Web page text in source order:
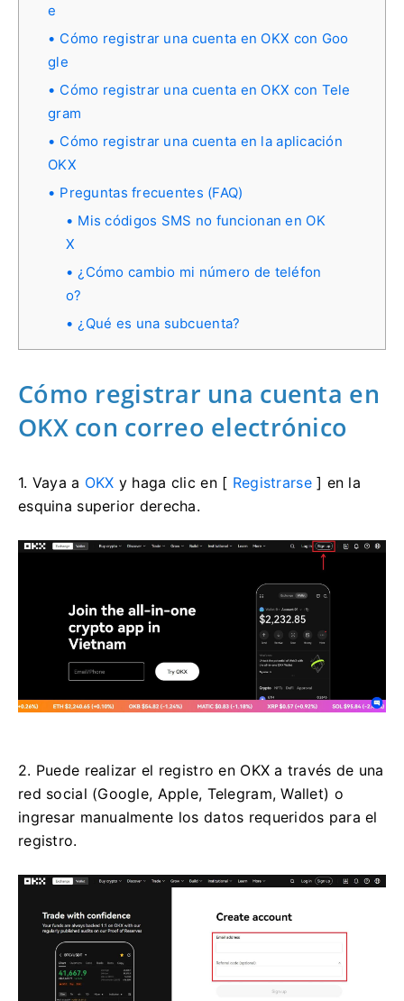
e
Cómo registrar una cuenta en OKX con Goo
gle
Cómo registrar una cuenta en OKX con Tele
gram
Cómo registrar una cuenta en la aplicación
OKX
Preguntas frecuentes (FAQ)
Mis códigos SMS no funcionan en OK
X
¿Cómo cambio mi número de teléfon
o?
¿Qué es una subcuenta?
Cómo registrar una cuenta en
OKX con correo electrónico
1. Vaya a OKX y haga clic en [ Registrarse] en la
esquina superior derecha.
2. Puede realizar el registro en OKX a través de una
red social (Google, Apple, Telegram, Wallet) o
ingresar manualmente los datos requeridos para el
registro.